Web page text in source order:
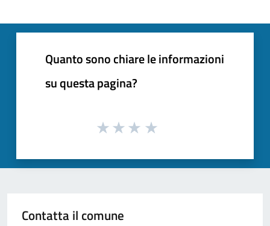
Quanto sono chiare le informazioni
su questa pagina?
Contatta il comune